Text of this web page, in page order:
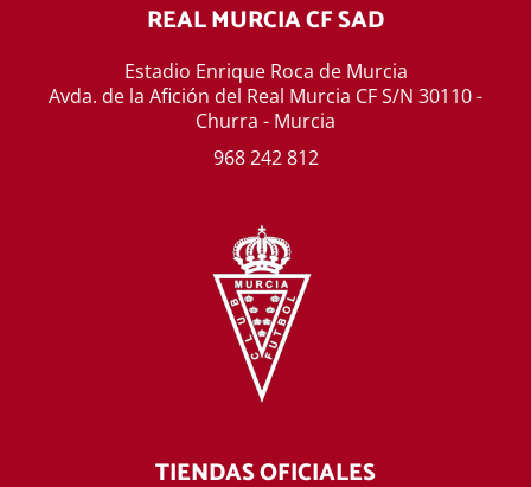
REAL MURCIA CF SAD
Estadio Enrique Roca de Murcia
Avda. de la Afición del Real Murcia CF S/N 30110 -
Churra - Murcia
968 242 812
TIENDAS OFICIALES